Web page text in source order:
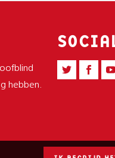
hebben.